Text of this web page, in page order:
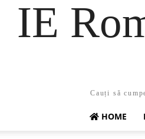
IE
Cauți să
HOME